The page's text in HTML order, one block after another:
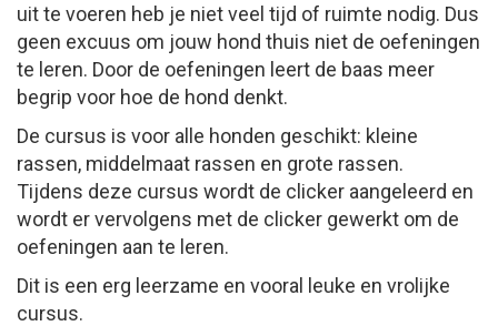
uit te voeren heb je niet veel tijd of ruimte nodig. Dus
geen excuus om jouw hond thuis niet de oefeningen
te leren. Door de oefeningen leert de baas meer
begrip voor hoe de hond denkt.
De cursus is voor alle honden geschikt: kleine
rassen, middelmaat rassen en grote rassen.
Tijdens deze cursus wordt de clicker aangeleerd en
wordt er vervolgens met de clicker gewerkt om de
oefeningen aan te leren.
Dit is een erg leerzame en vooral leuke en vrolijke
cursus.